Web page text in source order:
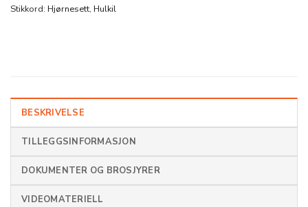
Stikkord: Hjørnesett, Hulkil
BESKRIVELSE
TILLEGGSINFORMASJON
DOKUMENTER OG BROSJYRER
VIDEOMATERIELL